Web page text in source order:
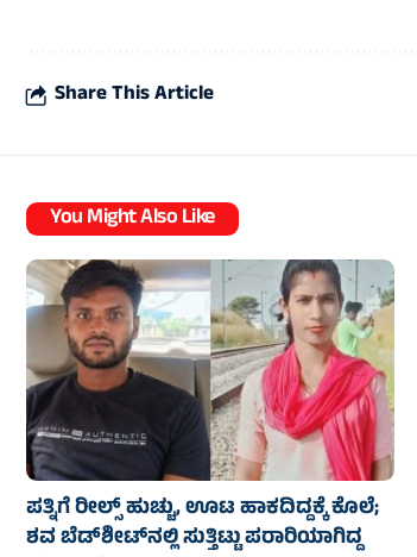
Share This Article
You Might Also Like
ಪತ್ನಿಗೆ ರೀಲ್ಸ್ ಹುಚ್ಚು, ಊಟ ಹಾಕದಿದ್ದಕ್ಕೆ ಕೊಲೆ;
ಶವ ಬೆಡ್‌ಶೀಟ್‌ನಲ್ಲಿ ಸುತ್ತಿಟ್ಟು ಪರಾರಿಯಾಗಿದ್ದ